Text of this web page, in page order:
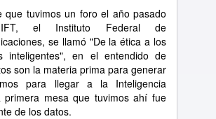
que tuvimos un foro el año pasado
el Instituto Federal de
se llamó "De la ética a los
inteligentes", en el entendido de
son la materia prima para generar
para llegar a la Inteligencia
primera mesa que tuvimos ahí fue
de los datos.